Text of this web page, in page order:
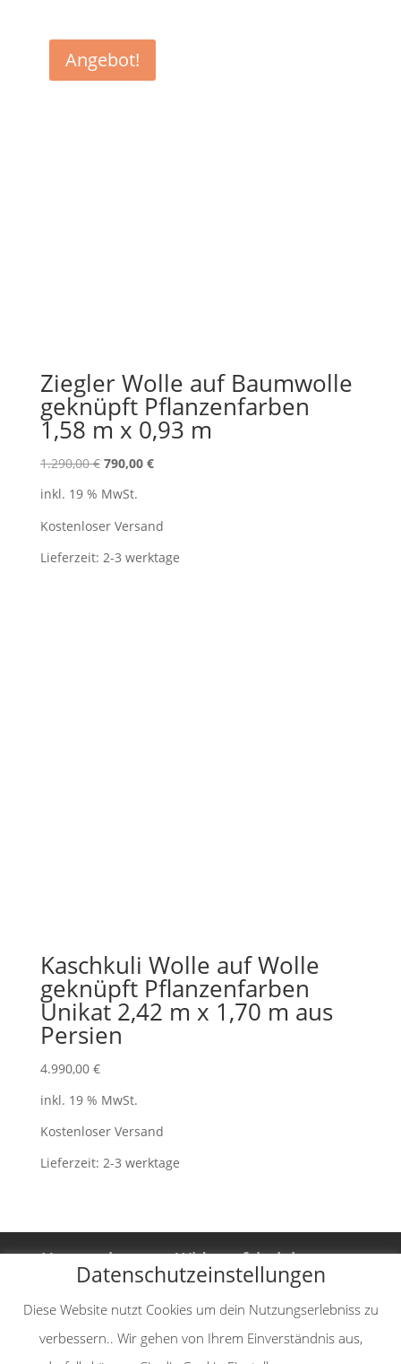
Angebot!
Ziegler Wolle auf Baumwolle
geknüpft Pflanzenfarben
1,58 m x 0,93 m
1.290,00€ Ursprünglicher
war:
1.290,00 €
790,00 €Aktueller
790,00 €.
inkl. 19 % MwSt.
Kostenloser Versand
Lieferzeit: 2-3 werktage
Kaschkuli Wolle auf Wolle
geknüpft Pflanzenfarben
Unikat 2,42 m x 1,70 m aus
Persien
4.990,00 €
inkl. 19 % MwSt.
Kostenloser Versand
Lieferzeit: 2-3 werktage
Unternehmen
Widerrufsbelehrung
Vertrag widerrufen
AGB
Impressum
Datenschutzerklärung
Versand-& Zahlungsinformationen
Datenschutzeinstellungen
Diese Website nutzt Cookies um dein Nutzungserlebniss zu
verbessern.. Wir gehen von Ihrem Einverständnis aus,